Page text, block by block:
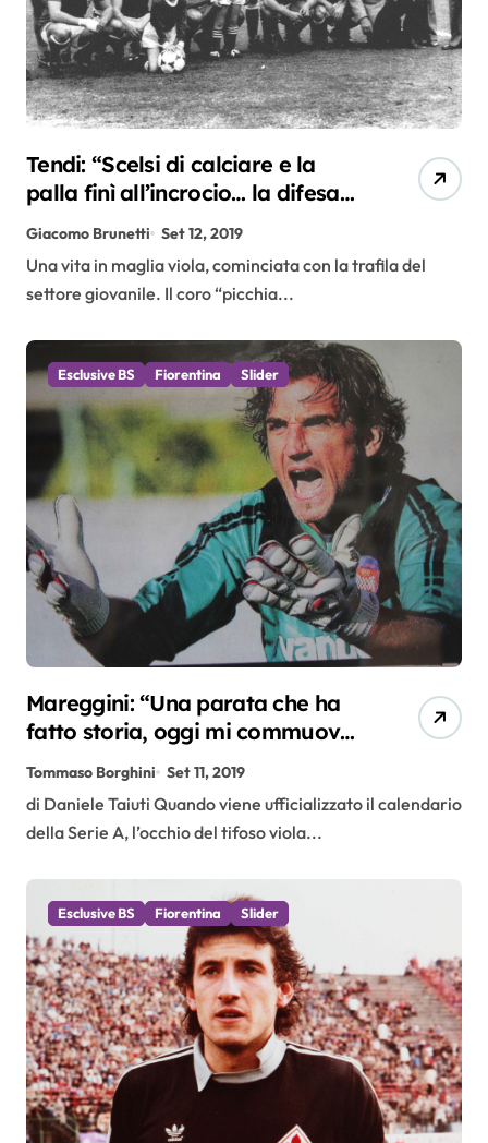
Tendi: “Scelsi di calciare e la
palla finì all’incrocio… la difesa
Giacomo Brunetti Set 12, 2019
Una vita in maglia viola, cominciata con la trafila del
settore giovanile. Il coro “picchia...
Esclusive BS Fiorentina Slider
Mareggini: “Una parata che ha
fatto storia, oggi mi commuovo
a ricordarla”
Tommaso Borghini Set 11, 2019
di Daniele Taiuti Quando viene ufficializzato il calendario
della Serie A, l’occhio del tifoso viola...
Esclusive BS Fiorentina Slider